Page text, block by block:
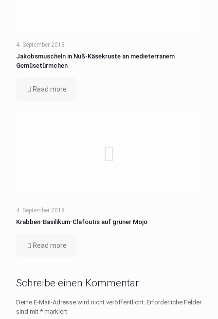
4. September 2018
Jakobsmuscheln in Nuß-Käsekruste an medieterranem
Gemüsetürmchen
Read more
4. September 2018
Krabben-Basilikum-Clafoutis auf grüner Mojo
Read more
Schreibe einen Kommentar
Deine E-Mail-Adresse wird nicht veröffentlicht. Erforderliche Felder
sind mit * markiert